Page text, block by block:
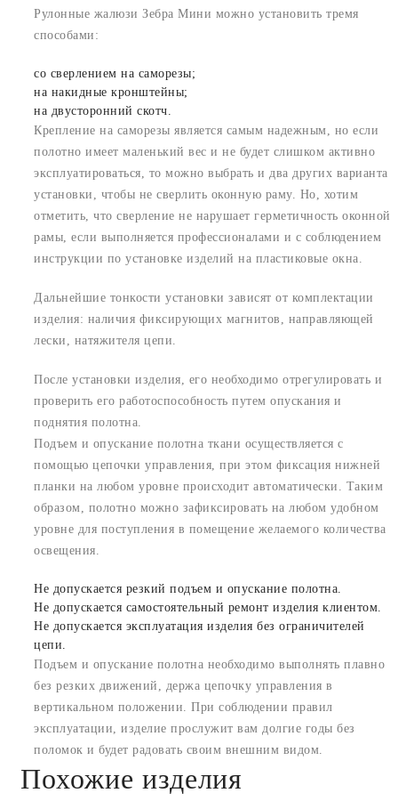
Рулонные жалюзи Зебра Мини можно установить тремя
способами:
со сверлением на саморезы;
на накидные кронштейны;
на двусторонний скотч.
Крепление на саморезы является самым надежным, но если
полотно имеет маленький вес и не будет слишком активно
эксплуатироваться, то можно выбрать и два других варианта
установки, чтобы не сверлить оконную раму. Но, хотим
отметить, что сверление не нарушает герметичность оконной
рамы, если выполняется профессионалами и с соблюдением
инструкции по установке изделий на пластиковые окна.
Дальнейшие тонкости установки зависят от комплектации
изделия: наличия фиксирующих магнитов, направляющей
лески, натяжителя цепи.
После установки изделия, его необходимо отрегулировать и
проверить его работоспособность путем опускания и
поднятия полотна.
Подъем и опускание полотна ткани осуществляется с
помощью цепочки управления, при этом фиксация нижней
планки на любом уровне происходит автоматически. Таким
образом, полотно можно зафиксировать на любом удобном
уровне для поступления в помещение желаемого количества
освещения.
Не допускается резкий подъем и опускание полотна.
Не допускается самостоятельный ремонт изделия клиентом.
Не допускается эксплуатация изделия без ограничителей
цепи.
Подъем и опускание полотна необходимо выполнять плавно
без резких движений, держа цепочку управления в
вертикальном положении. При соблюдении правил
эксплуатации, изделие прослужит вам долгие годы без
поломок и будет радовать своим внешним видом.
Похожие изделия